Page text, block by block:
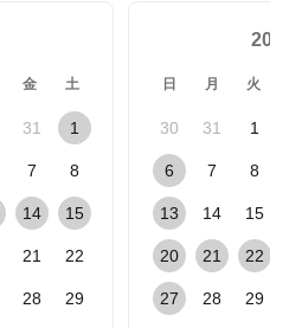
金 土
31 1
7 8
14 15
21 22
28 29
日 月 火
30 31 1
6 7 8
13 14 15
20 21 22
27 28 29